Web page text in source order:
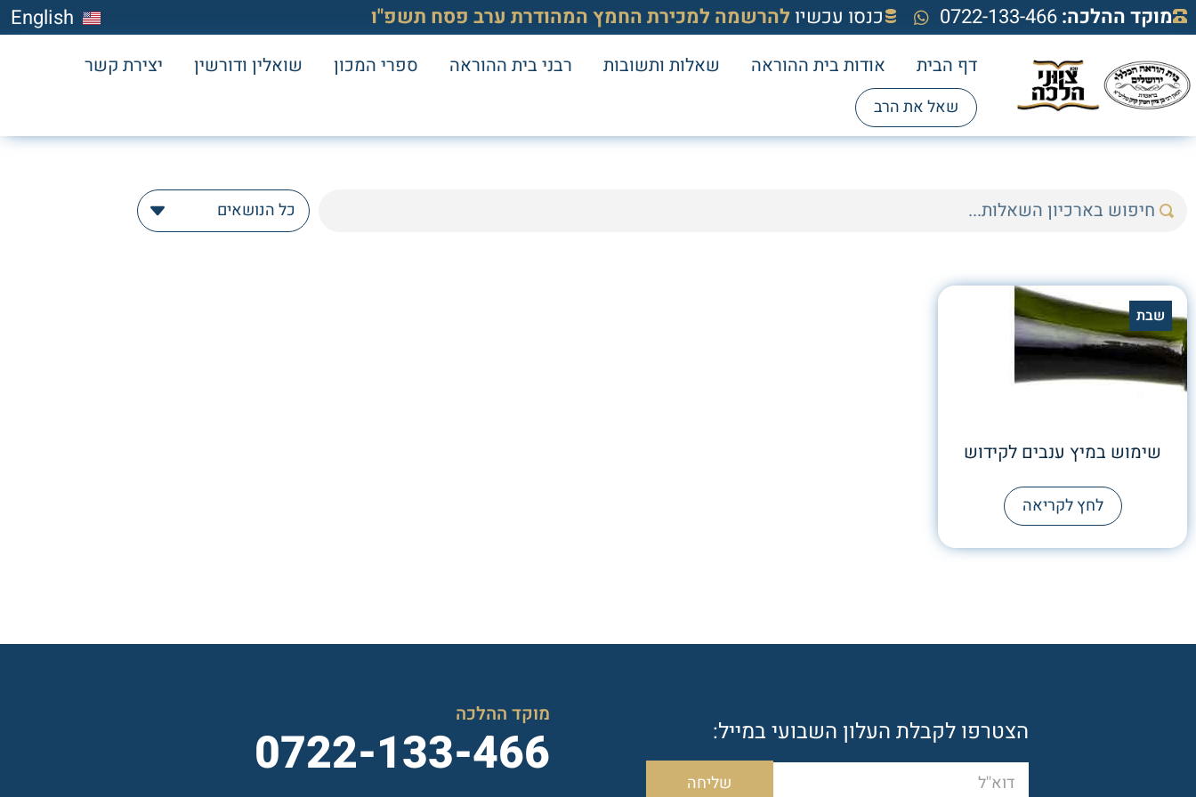
מוקד ההלכה: כנסו עכשיולהרשמה למכירת החמץ המהודרת ערב פסח תשפ"ו English
דף הבית אודות בית ההוראה שאלות ותשובות רבני בית ההוראה ספרי המכון שואלין ודורשין יצירת קשר
שאל את הרב
כל הנושאים
שבת
שימוש במיץ ענבים לקידוש
לחץ לקריאה
הצטרפו לקבלת העלון השבועי במייל:
שליחה
מוקד ההלכה
0722-133-466